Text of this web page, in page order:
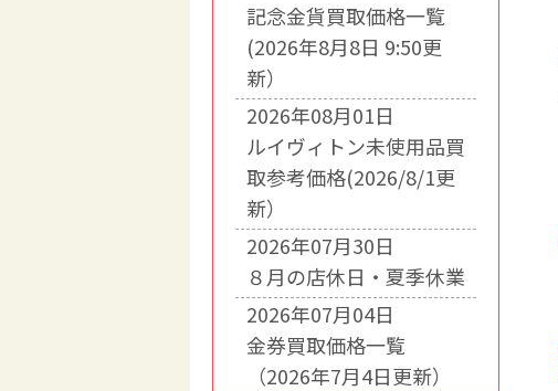
記念金貨買取価格一覧
(2026年8月8日 9:50更
新）
2026年08月01日
ルイヴィトン未使用品買
取参考価格(2026/8/1更
新）
2026年07月30日
８月の店休日・夏季休業
2026年07月04日
金券買取価格一覧
（2026年7月4日更新）